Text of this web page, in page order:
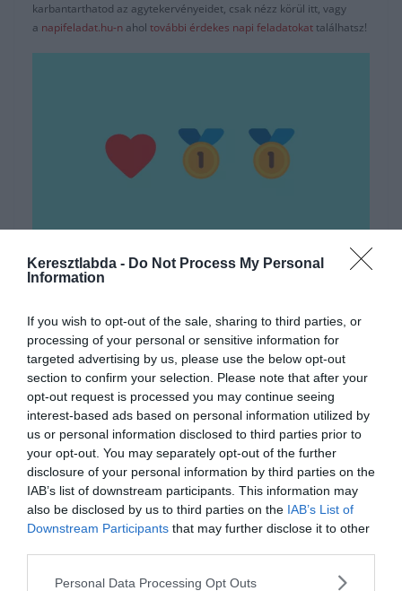
Keresztlabda - Do Not Process My Personal
Information
If you wish to opt-out of the sale, sharing to third parties, or
processing of your personal or sensitive information for
targeted advertising by us, please use the below opt-out
section to confirm your selection. Please note that after your
opt-out request is processed you may continue seeing
interest-based ads based on personal information utilized by
us or personal information disclosed to third parties prior to
your opt-out. You may separately opt-out of the further
disclosure of your personal information by third parties on the
IAB’s list of downstream participants. This information may
also be disclosed by us to third parties on the IAB’s List of
Downstream Participants that may further disclose it to other
Personal Data Processing Opt Outs
karbantarthatod az agytekervényeidet, csak nézz körül itt, vagy
a napifeladat.hu-n ahol további érdekes napi feladatokattalálhatsz!
Hirdetés
Melyik film címét rejtik az
emojik?